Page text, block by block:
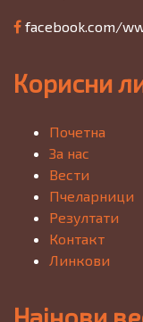
facebook.com/
Корисни
Почетна
За нас
Вести
Пчеларници
Резултати
Контакт
Линкови